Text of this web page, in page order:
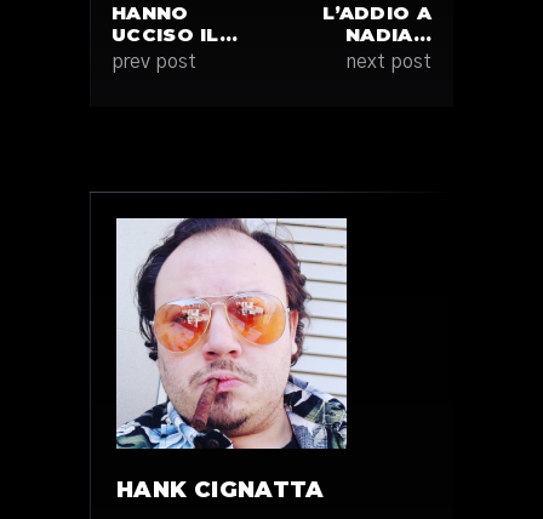
HANNO
UCCISO IL…
prev post
L’ADDIO A
NADIA…
next post
HANK CIGNATTA